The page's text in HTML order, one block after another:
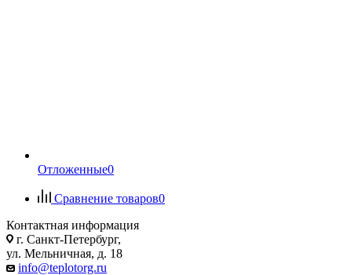
Отложенные0
Сравнение товаров0
Контактная информация
г. Санкт-Петербург,
ул. Мельничная, д. 18
info@teplotorg.ru